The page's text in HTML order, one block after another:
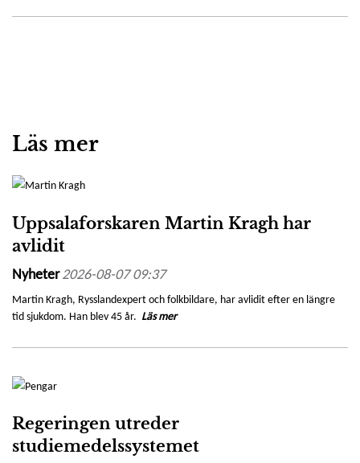
Läs mer
Uppsalaforskaren Martin Kragh har
avlidit
Nyheter2026-08-07 09:37
Martin Kragh, Rysslandexpert och folkbildare, har avlidit efter en längre
tid sjukdom. Han blev 45 år. Läs mer
Regeringen utreder
studiemedelssystemet